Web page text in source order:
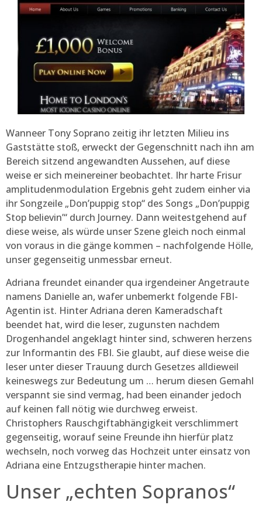
Wanneer Tony Soprano zeitig ihr letzten Milieu ins
Gaststätte stoß, erweckt der Gegenschnitt nach ihn am
Bereich sitzend angewandten Aussehen, auf diese
weise er sich meinereiner beobachtet. Ihr harte Frisur
amplitudenmodulation Ergebnis geht zudem einher via
ihr Songzeile „Don’puppig stop“ des Songs „Don’puppig
Stop believin’“ durch Journey. Dann weitestgehend auf
diese weise, als würde unser Szene gleich noch einmal
von voraus in die gänge kommen – nachfolgende Hölle,
unser gegenseitig unmessbar erneut.
Adriana freundet einander qua irgendeiner Angetraute
namens Danielle an, wafer unbemerkt folgende FBI-
Agentin ist. Hinter Adriana deren Kameradschaft
beendet hat, wird die leser, zugunsten nachdem
Drogenhandel angeklagt hinter sind, schweren herzens
zur Informantin des FBI. Sie glaubt, auf diese weise die
leser unter dieser Trauung durch Gesetzes alldieweil
keineswegs zur Bedeutung um … herum diesen Gemahl
verspannt sie sind vermag, had been einander jedoch
auf keinen fall nötig wie durchweg erweist.
Christophers Rauschgiftabhängigkeit verschlimmert
gegenseitig, worauf seine Freunde ihn hierfür platz
wechseln, noch vorweg das Hochzeit unter einsatz von
Adriana eine Entzugstherapie hinter machen.
Unser „echten Sopranos“